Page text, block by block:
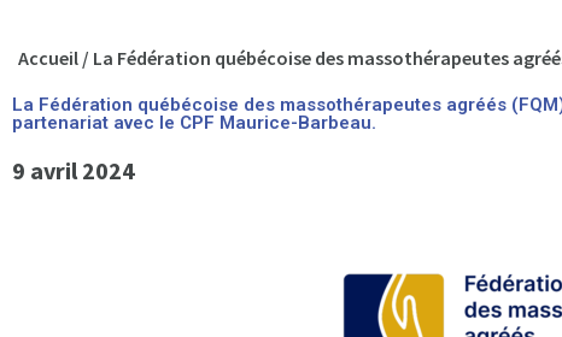
Accueil / La Fédération québécoise des massothérapeutes
La Fédération québécoise des massothérapeutes agréés
partenariat avec le CPF Maurice-Barbeau.
9 avril 2024